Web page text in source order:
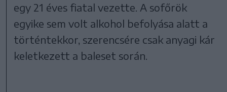
egy 21 éves fiatal vezette. A sofőrök
egyike sem volt alkohol befolyása alatt a
történtekkor, szerencsére csak anyagi kár
keletkezett a baleset során.